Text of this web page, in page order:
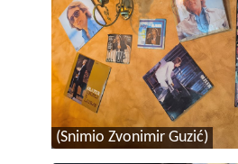
(Snimio Zvonimir Guzić)